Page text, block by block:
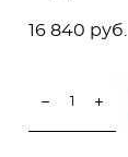
16 840 pуб.